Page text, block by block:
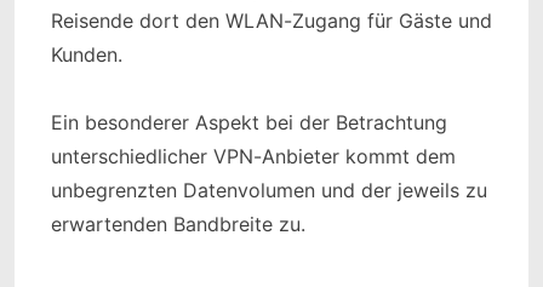
Reisende dort den WLAN-Zugang für Gäste und
Kunden.
Ein besonderer Aspekt bei der Betrachtung
unterschiedlicher VPN-Anbieter kommt dem
unbegrenzten Datenvolumen und der jeweils zu
erwartenden Bandbreite zu.